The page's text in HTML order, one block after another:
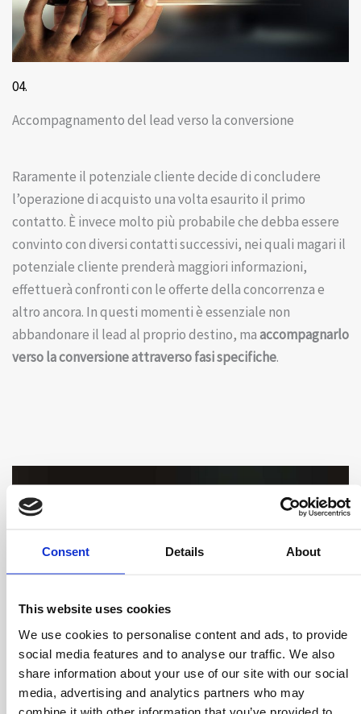
Consent Details About
This website uses cookies
We use cookies to personalise content and ads, to provide
social media features and to analyse our traffic. We also
share information about your use of our site with our social
media, advertising and analytics partners who may
combine it with other information that you’ve provided to
04.
Accompagnamento del lead verso la conversione
Raramente il potenziale cliente decide di concludere
l’operazione di acquisto una volta esaurito il primo
contatto. È invece molto più probabile che debba essere
convinto con diversi contatti successivi, nei quali magari il
potenziale cliente prenderà maggiori informazioni,
effettuerà confronti con le offerte della concorrenza e
altro ancora. In questi momenti è essenziale non
abbandonare il lead al proprio destino, maaccompagnarlo
verso la conversione attraverso fasi specifiche.